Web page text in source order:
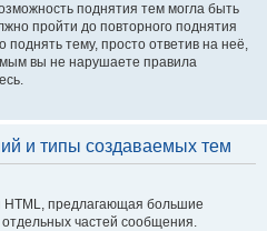
поднятия тем могла быть
пройти до повторного поднятия
тему, просто ответив на неё,
вы не нарушаете правила
и типы создаваемых тем
предлагающая большие
частей сообщения.